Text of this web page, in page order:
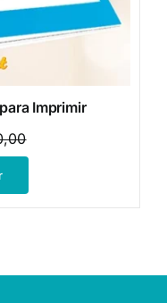
Imprimir
O
preço
era:
O
preço
é: